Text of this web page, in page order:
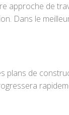
approche de
Dans le
de